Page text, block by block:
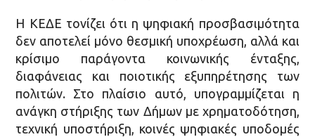
Η ΚΕΔΕ τονίζει ότι η ψηφιακή προσβασιμότητα
δεν αποτελεί μόνο θεσμική υποχρέωση, αλλά και
κρίσιμο παράγοντα κοινωνικής ένταξης,
διαφάνειας και ποιοτικής εξυπηρέτησης των
πολιτών. Στο πλαίσιο αυτό, υπογραμμίζεται η
ανάγκη στήριξης των Δήμων με χρηματοδότηση,
τεχνική υποστήριξη, κοινές ψηφιακές υποδομές